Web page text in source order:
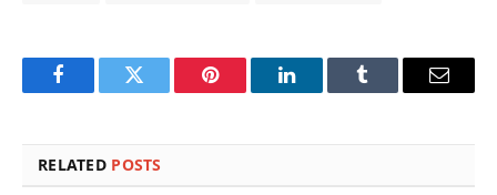
FacebookTwitter Pinterest LinkedInTumblr Email
RELATED POSTS